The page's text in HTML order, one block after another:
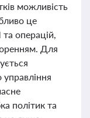
можливість
це
операцій,
Для
політик та